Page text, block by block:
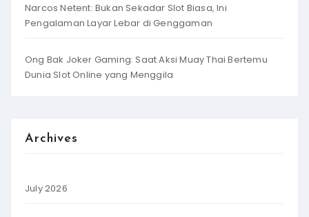
Narcos Netent: Bukan Sekadar Slot Biasa, Ini
Pengalaman Layar Lebar di Genggaman
Ong Bak Joker Gaming: Saat Aksi Muay Thai Bertemu
Dunia Slot Online yang Menggila
Archives
July 2026